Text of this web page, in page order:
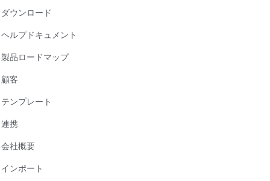
ダウンロード
ヘルプドキュメント
製品ロードマップ
顧客
テンプレート
連携
会社概要
インポート